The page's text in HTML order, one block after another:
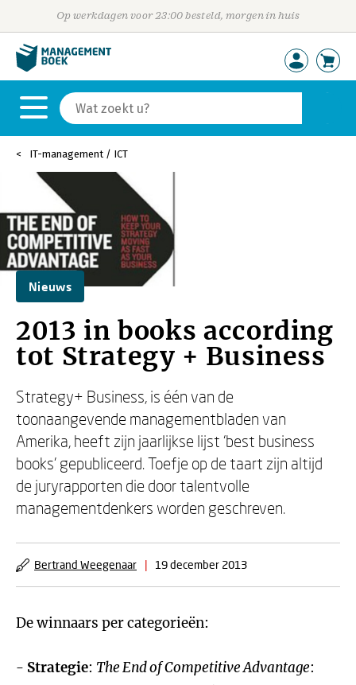
Op werkdagen voor 23:00 besteld, morgen in huis
IT-management / ICT
Nieuws
2013 in books according
tot Strategy + Business
Strategy+ Business, is één van de
toonaangevende managementbladen van
Amerika, heeft zijn jaarlijkse lijst ‘best business
books’ gepubliceerd. Toefje op de taart zijn altijd
de juryrapporten die door talentvolle
managementdenkers worden geschreven.
Bertrand Weegenaar | 19 december 2013
De winnaars per categorieën:
- Strategie: The End of Competitive Advantage: